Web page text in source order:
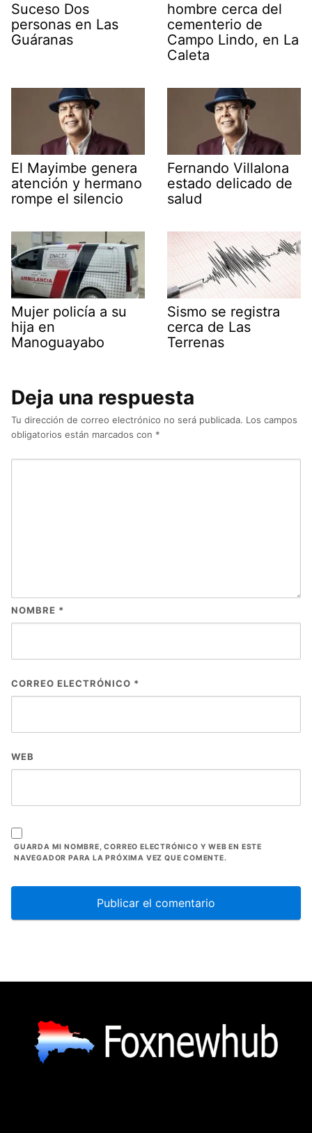
Suceso Dos
personas en Las
Guáranas
hombre cerca del
cementerio de
Campo Lindo, en La
Caleta
El Mayimbe genera
atención y hermano
rompe el silencio
Fernando Villalona
estado delicado de
salud
Mujer policía a su
hija en
Manoguayabo
Sismo se registra
cerca de Las
Terrenas
Deja una respuesta
Tu dirección de correo electrónico no será publicada. Los campos
obligatorios están marcados con *
NOMBRE *
CORREO ELECTRÓNICO *
WEB
GUARDA MI NOMBRE, CORREO ELECTRÓNICO Y WEB EN ESTE
NAVEGADOR PARA LA PRÓXIMA VEZ QUE COMENTE.